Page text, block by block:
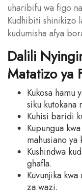
uharibifu wa figo
Kudhibiti shinikizo
kudumisha afya
Dalili
Matatizo ya
Kukosa hamu
siku kutokana
Kuhisi baridi
Kupungua
mahusiano
Kushindwa
ghafla.
Kuvunjika
za wazi.